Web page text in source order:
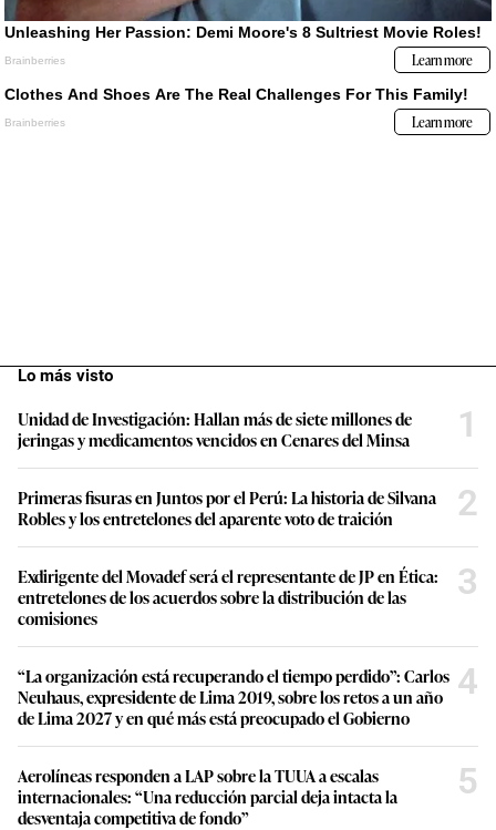
Lo más visto
Unidad de Investigación: Hallan más de siete millones de
jeringas y medicamentos vencidos en Cenares del Minsa
1
Primeras fisuras en Juntos por el Perú: La historia de Silvana
Robles y los entretelones del aparente voto de traición
2
Exdirigente del Movadef será el representante de JP en Ética:
entretelones de los acuerdos sobre la distribución de las
comisiones
3
“La organización está recuperando el tiempo perdido”: Carlos
Neuhaus, expresidente de Lima 2019, sobre los retos a un año
de Lima 2027 y en qué más está preocupado el Gobierno
4
Aerolíneas responden a LAP sobre la TUUA a escalas
internacionales: “Una reducción parcial deja intacta la
desventaja competitiva de fondo”
5